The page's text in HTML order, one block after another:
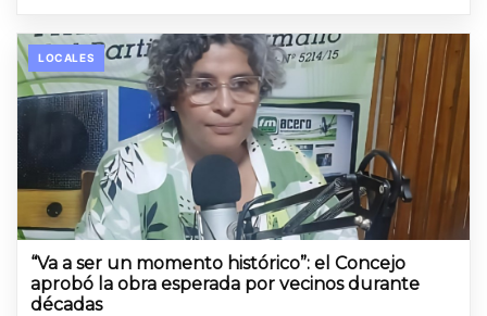
LOCALES
“Va a ser un momento histórico”: el Concejo
aprobó la obra esperada por vecinos durante
décadas